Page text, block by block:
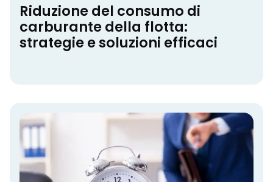
Riduzione del consumo di
carburante della flotta:
strategie e soluzioni efficaci